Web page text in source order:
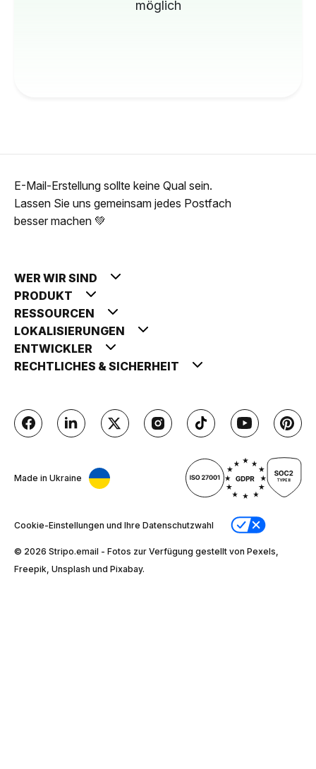
möglich
E-Mail-Erstellung sollte keine Qual sein.
Lassen Sie uns gemeinsam jedes Postfach
besser machen 💚
WER WIR SIND
PRODUKT
RESSOURCEN
LOKALISIERUNGEN
ENTWICKLER
RECHTLICHES & SICHERHEIT
Made in Ukraine
Cookie-Einstellungen und Ihre Datenschutzwahl
© 2026 Stripо.email - Fotos zur Verfügung gestellt von Pexels,
Freepik, Unsplash und Pixabay.